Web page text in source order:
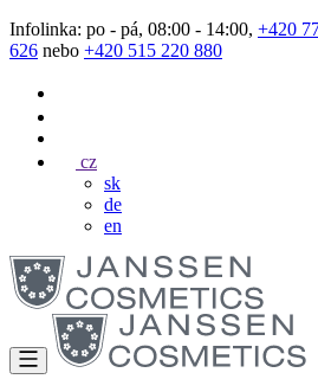
Infolinka: po - pá, 08:00 - 14:00, +420
626 nebo +420 515 220 880
cz
sk
de
en